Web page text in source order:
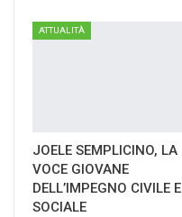
ATTUALITÀ
JOELE SEMPLICINO, LA
VOCE GIOVANE
DELL’IMPEGNO CIVILE E
SOCIALE